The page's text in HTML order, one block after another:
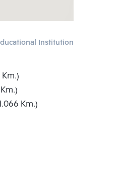
Institution
Km.)